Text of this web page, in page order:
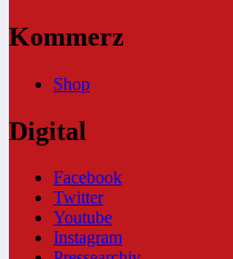
Kommerz
Shop
Digital
Facebook
Twitter
Youtube
Instagram